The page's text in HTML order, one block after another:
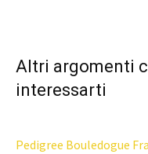
Altri argomenti
interessarti
Pedigree Bouledogue